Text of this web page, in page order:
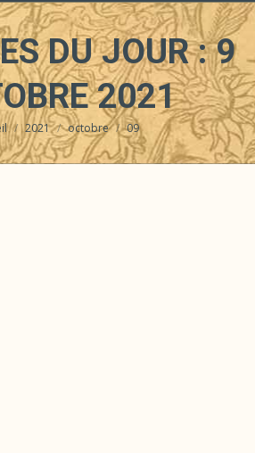
DU JOUR :9
2021
ici :
2021 octobre 09